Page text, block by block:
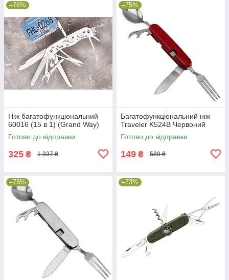
–76%
Ніж багатофункціональний
60016 (15 в 1) (Grand Way)
Готово до відправки
325 ₴ 1 337 ₴
–75%
Багатофункціональний ніж
Traveler K524B Червоний
Готово до відправки
149 ₴ 589 ₴
–75% –73%